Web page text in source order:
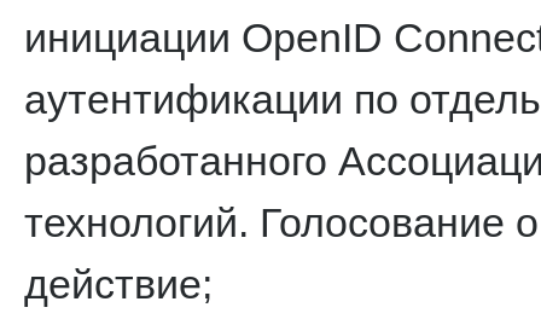
инициации OpenID
аутентификации по
разработанного
технологий. Голосование
действие;